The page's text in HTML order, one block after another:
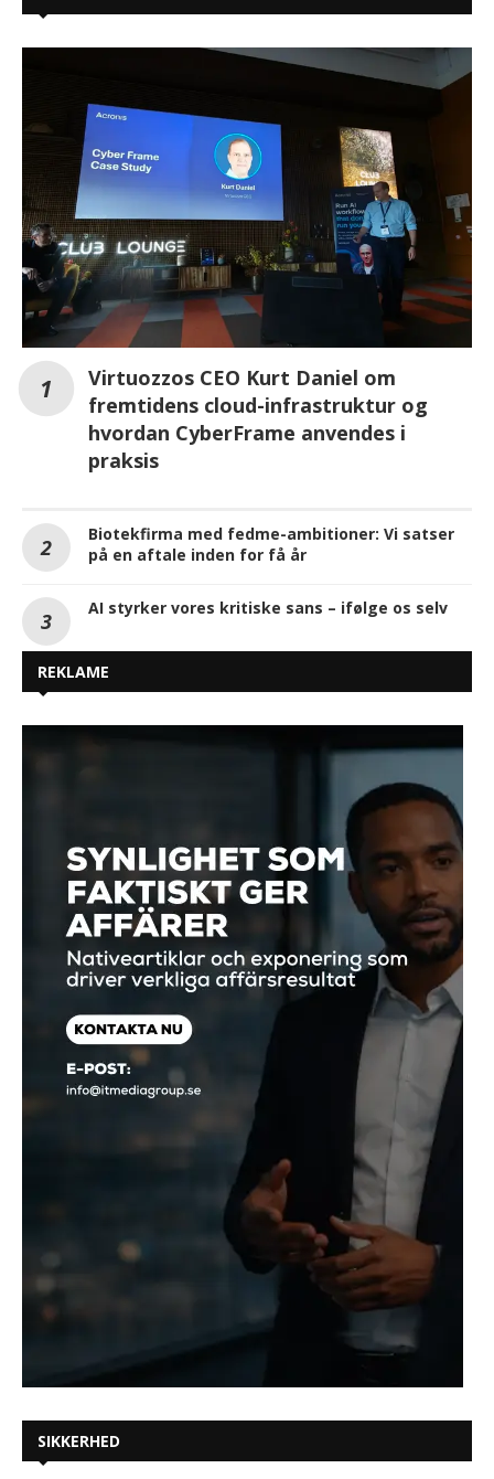
Virtuozzos CEO Kurt Daniel om
fremtidens cloud-infrastruktur og
hvordan CyberFrame anvendes i
praksis
Biotekfirma med fedme-ambitioner: Vi satser
på en aftale inden for få år
AI styrker vores kritiske sans – ifølge os selv
REKLAME
SIKKERHED